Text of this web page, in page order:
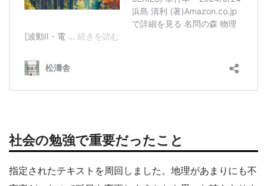
社会の勉強で重要だったこと
指定されたテキストを周回しました。地理があまりにも不